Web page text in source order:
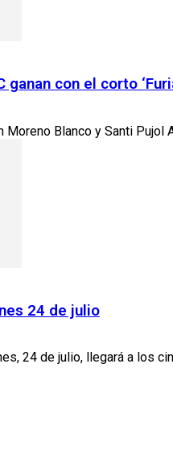
ganan con el corto
Blanco y Santi Pujol
24 de julio
24 de julio, llegará a los